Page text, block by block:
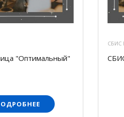
"Оптимальный"
СБИС